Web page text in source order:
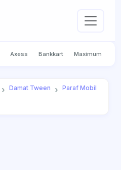
Axess Bankkart Maximum
Damat Tween
Paraf Mobil